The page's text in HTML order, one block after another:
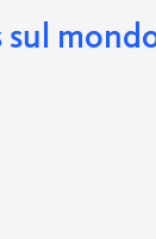
sul